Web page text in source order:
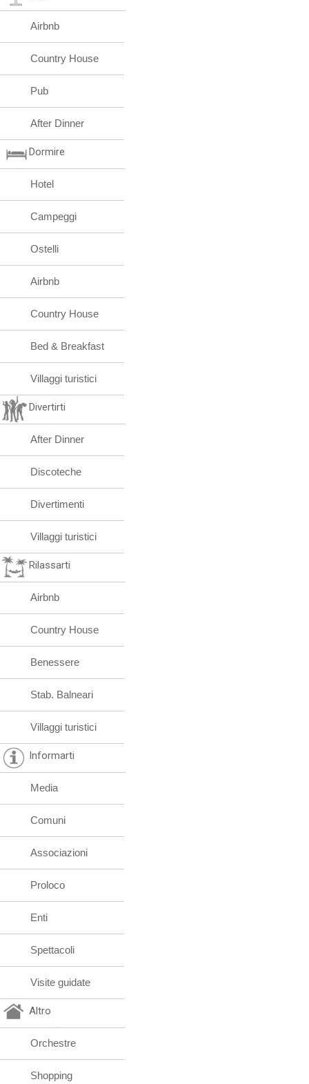
Airbnb
Country House
Pub
After Dinner
Dormire
Hotel
Campeggi
Ostelli
Airbnb
Country House
Bed & Breakfast
Villaggi turistici
Divertirti
After Dinner
Discoteche
Divertimenti
Villaggi turistici
Rilassarti
Airbnb
Country House
Benessere
Stab. Balneari
Villaggi turistici
Informarti
Media
Comuni
Associazioni
Proloco
Enti
Spettacoli
Visite guidate
Altro
Orchestre
Shopping